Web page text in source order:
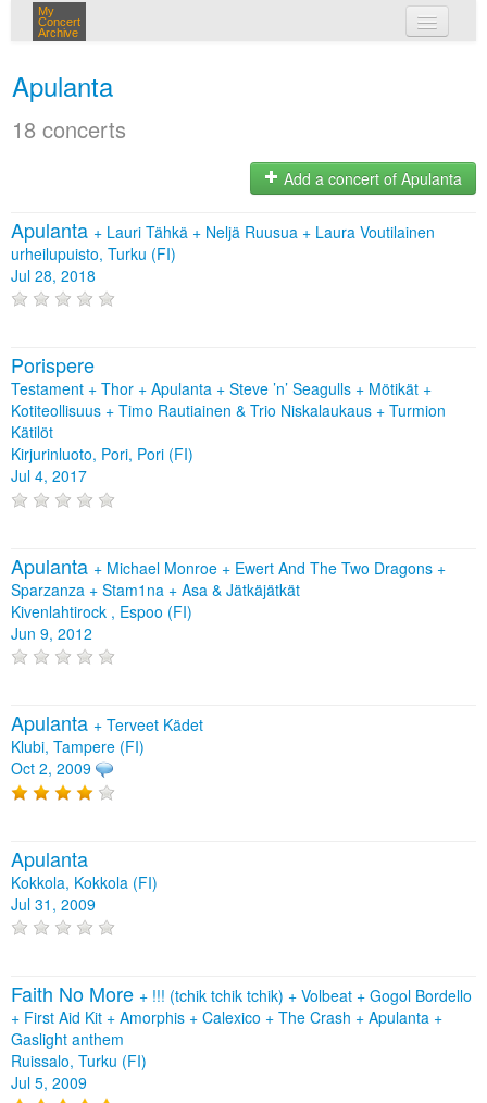
My
Concert
Archive
Apulanta
18 concerts
Add a concert of Apulanta
Apulanta + Lauri Tähkä + Neljä Ruusua + Laura Voutilainen
urheilupuisto, Turku (FI)
Jul 28, 2018
Porispere
Testament + Thor + Apulanta + Steve ’n’ Seagulls + Mötikät +
Kotiteollisuus + Timo Rautiainen & Trio Niskalaukaus + Turmion
Kätilöt
Kirjurinluoto, Pori, Pori (FI)
Jul 4, 2017
Apulanta + Michael Monroe + Ewert And The Two Dragons +
Sparzanza + Stam1na + Asa & Jätkäjätkät
Kivenlahtirock , Espoo (FI)
Jun 9, 2012
Apulanta + Terveet Kädet
Klubi, Tampere (FI)
Oct 2, 2009
Apulanta
Kokkola, Kokkola (FI)
Jul 31, 2009
Faith No More + !!! (tchik tchik tchik) + Volbeat + Gogol Bordello
+ First Aid Kit + Amorphis + Calexico + The Crash + Apulanta +
Gaslight anthem
Ruissalo, Turku (FI)
Jul 5, 2009